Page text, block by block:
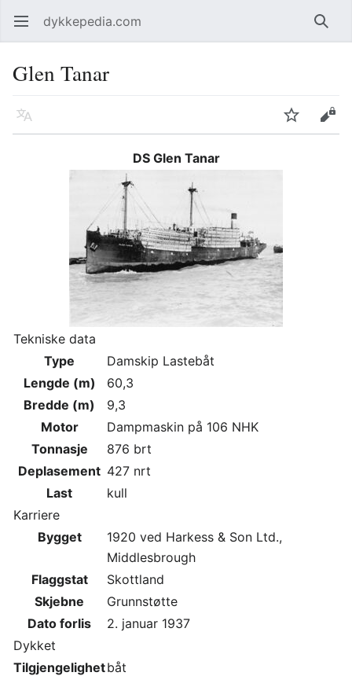
Åpne hovedmenyen dykkepedia.com Søk
Glen Tanar
Språk Overvåk Rediger
DS Glen Tanar
Tekniske data
Type
Damskip Lastebåt
Lengde (m)
60,3
Bredde (m)
9,3
Motor
Dampmaskin på 106 NHK
Tonnasje
876 brt
Deplasement 427 nrt
Last
kull
Karriere
Bygget
1920 ved Harkess & Son Ltd.,
Middlesbrough
Flaggstat
Skottland
Skjebne
Grunnstøtte
Dato forlis
2. januar 1937
Dykket
Tilgjengelighetbåt